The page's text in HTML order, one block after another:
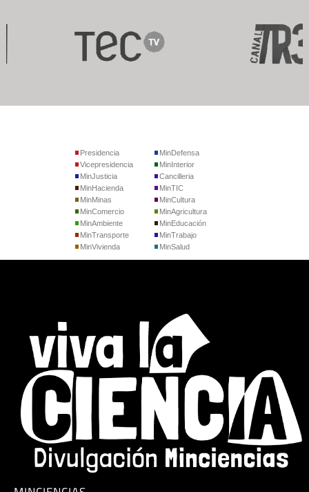
Presidencia
Vicepresidencia
MinJusticia
MinDefensa
MinInterior
Cancilleria
MinHacienda
MinMinas
MinComercio
MinTIC
MinCultura
MinAgricultura
MinAmbiente
MinTransporte
MinVivienda
MinEducación
MinTrabajo
MinSalud